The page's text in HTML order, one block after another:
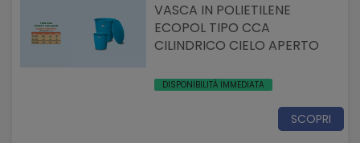
VASCA IN POLIETILENE
ECOPOL TIPO CCA
CILINDRICO CIELO APERTO
DISPONIBILITÀ IMMEDIATA
SCOPRI